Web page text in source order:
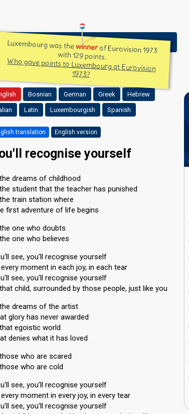
Luxembourg was thewinnerof Eurovision 1973
with 129 points.
Who gave points to Luxembourg at Eurovision
1973?
Bosnian German Greek Hebrew
Latin Luxembourgish Spanish
translation English version
recognise yourself
dreams of childhood
student that the teacher has punished
train station where
first adventure of life begins
one who doubts
one who believes
see, you'll recognise yourself
moment in each joy, in each tear
see, you'll recognise yourself
child, surrounded by those people, just like you
dreams of the artist
glory has never awarded
egoistic world
denies what it has loved
who are scared
who are cold
see, you'll recognise yourself
moment in every joy, in every tear
see, you'll recognise yourself